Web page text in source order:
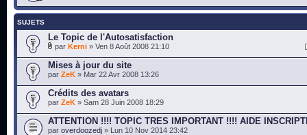
SUJETS
Le Topic de l'Autosatisfaction
par Kerni » Ven 8 Août 2008 21:10
Mises à jour du site
par ZeK » Mar 22 Avr 2008 13:26
Crédits des avatars
par ZeK » Sam 28 Juin 2008 18:29
ATTENTION !!!! TOPIC TRES IMPORTANT !!!! AIDE
par overdoozedj » Lun 10 Nov 2014 23:42